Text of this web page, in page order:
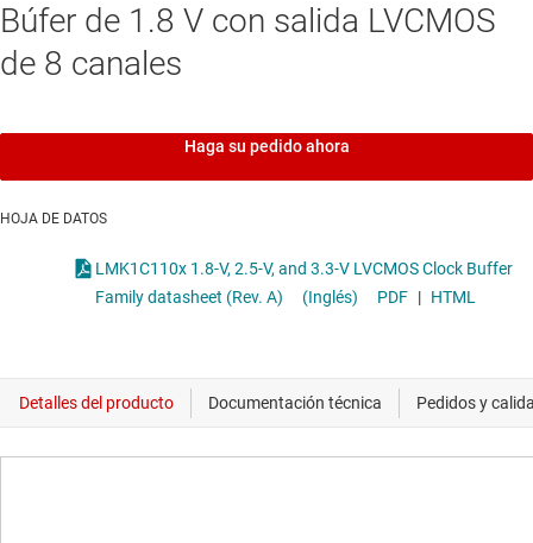
Búfer de 1.8 V con salida LVCMOS
de 8 canales
Haga su pedido ahora
HOJA DE DATOS
LMK1C110x 1.8-V, 2.5-V, and 3.3-V LVCMOS Clock Buffer
Family datasheet (Rev. A)
(Inglés) PDF | HTML